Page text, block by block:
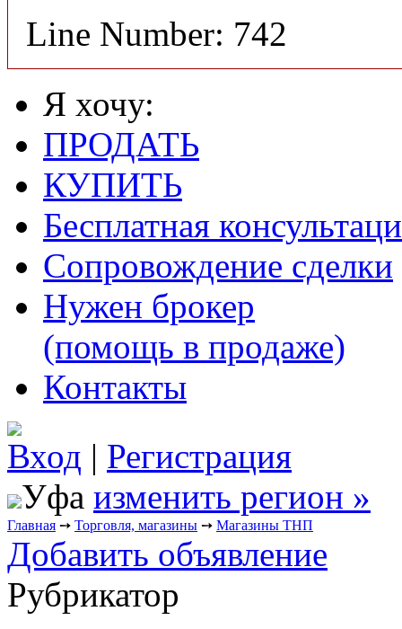
Line Number: 742
Я хочу:
ПРОДАТЬ
КУПИТЬ
Бесплатная
Сопровождение сделки
Нужен брокер
(помощь в продаже)
Контакты
Вход | Регистрация
Уфа изменить регион »
Главная ➙ Торговля, магазины ➙ Магазины ТНП
Добавить объявление
Рубрикатор